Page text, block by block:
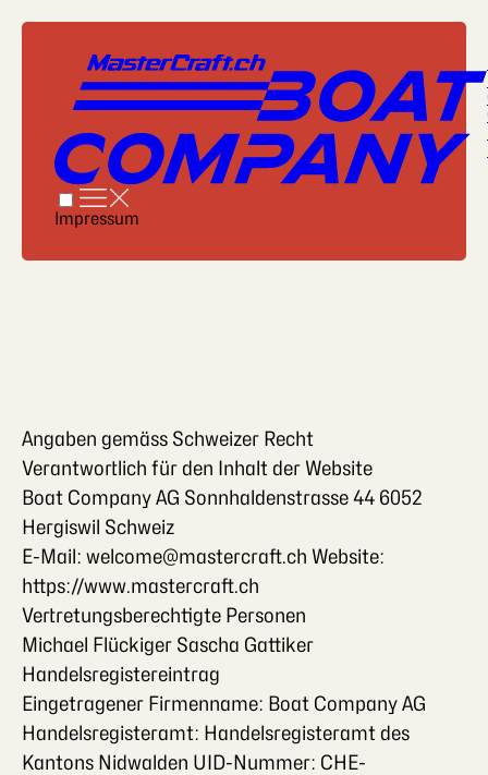
Impressum
Angaben gemäss Schweizer Recht
Verantwortlich für den Inhalt der Website
Boat Company AG Sonnhaldenstrasse 44 6052
Hergiswil Schweiz
E-Mail: welcome@mastercraft.ch Website:
https://www.mastercraft.ch
Vertretungsberechtigte Personen
Michael Flückiger Sascha Gattiker
Handelsregistereintrag
Eingetragener Firmenname: Boat Company AG
Handelsregisteramt: Handelsregisteramt des
Kantons Nidwalden UID-Nummer: CHE-